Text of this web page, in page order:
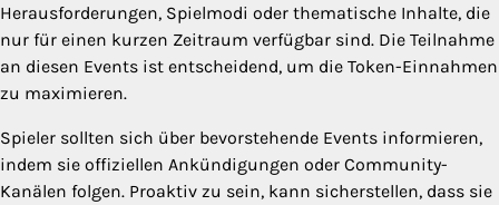
Herausforderungen, Spielmodi oder thematische Inhalte, die
nur für einen kurzen Zeitraum verfügbar sind. Die Teilnahme
an diesen Events ist entscheidend, um die Token-Einnahmen
zu maximieren.
Spieler sollten sich über bevorstehende Events informieren,
indem sie offiziellen Ankündigungen oder Community-
Kanälen folgen. Proaktiv zu sein, kann sicherstellen, dass sie